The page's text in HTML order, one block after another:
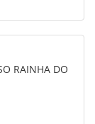
RAINHA DO